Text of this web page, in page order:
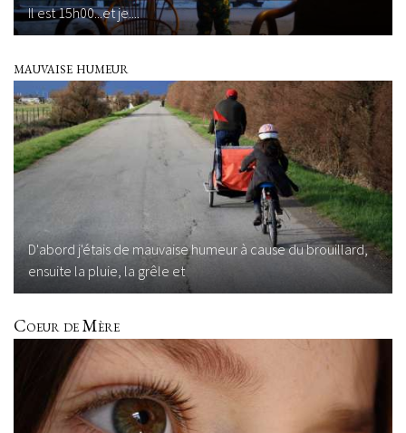
Il est 15h00...et je....
mauvaise humeur
D'abord j'étais de mauvaise humeur à cause du brouillard,
ensuite la pluie, la grêle et
Coeur de Mère